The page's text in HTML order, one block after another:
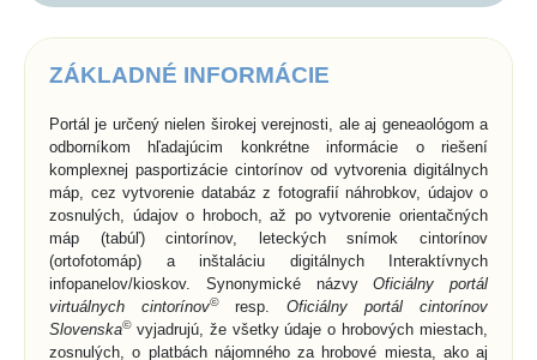
ZÁKLADNÉ INFORMÁCIE
Portál je určený nielen širokej verejnosti, ale aj geneaológom a
odborníkom hľadajúcim konkrétne informácie o riešení
komplexnej pasportizácie cintorínov od vytvorenia digitálnych
máp, cez vytvorenie databáz z fotografií náhrobkov, údajov o
zosnulých, údajov o hroboch, až po vytvorenie orientačných
máp (tabúľ) cintorínov, leteckých snímok cintorínov
(ortofotomáp) a inštaláciu digitálnych Interaktívnych
infopanelov/kioskov. Synonymické názvyOficiálny portál
virtuálnych cintorínov©resp. Oficiálny portál cintorínov
Slovenska©vyjadrujú, že všetky údaje o hrobových miestach,
zosnulých, o platbách nájomného za hrobové miesta, ako aj